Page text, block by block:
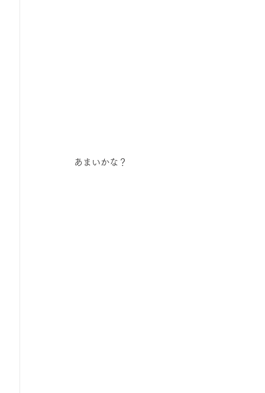
あまいかな？